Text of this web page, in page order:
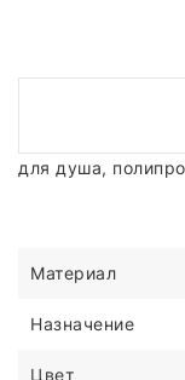
для душа,
Материал
Назначение
Цвет